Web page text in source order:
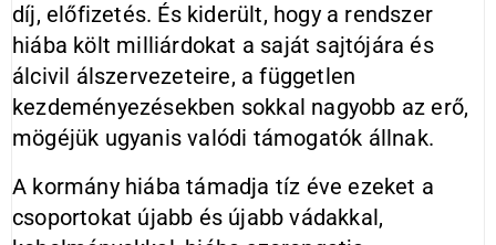
díj, előfizetés. És kiderült, hogy a rendszer
hiába költ milliárdokat a saját sajtójára és
álcivil álszervezeteire, a független
kezdeményezésekben sokkal nagyobb az erő,
mögéjük ugyanis valódi támogatók állnak.
A kormány hiába támadja tíz éve ezeket a
csoportokat újabb és újabb vádakkal,